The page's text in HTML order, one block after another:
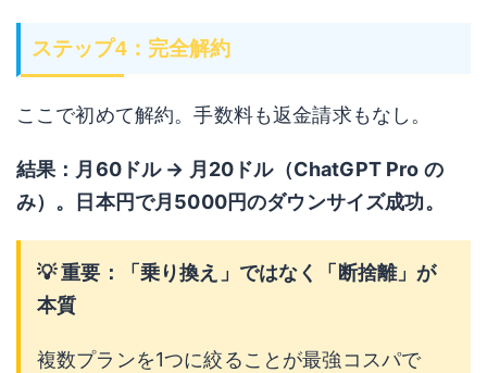
ステップ4：完全解約
ここで初めて解約。手数料も返金請求もなし。
結果：月60ドル → 月20ドル（ChatGPT Pro の
み）。日本円で月5000円のダウンサイズ成功。
💡 重要：「乗り換え」ではなく「断捨離」が
本質
複数プランを1つに絞ることが最強コスパで